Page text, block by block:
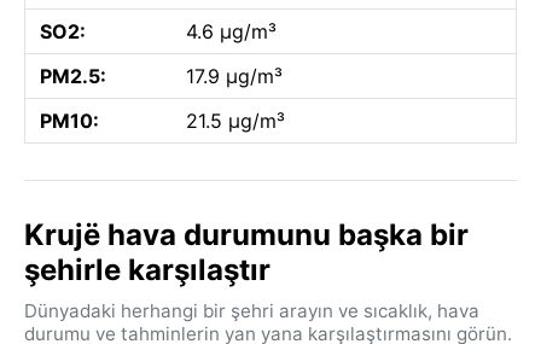
SO2:
4.6 µg/m³
PM2.5:
17.9 µg/m³
PM10:
21.5 µg/m³
Krujë hava durumunu başka bir
şehirle karşılaştır
Dünyadaki herhangi bir şehri arayın ve sıcaklık, hava
durumu ve tahminlerin yan yana karşılaştırmasını görün.